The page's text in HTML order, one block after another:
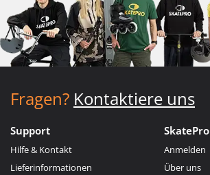
Fragen? Kontaktiere uns
Support
Hilfe & Kontakt
Lieferinformationen
SkatePro
Anmelden
Über uns